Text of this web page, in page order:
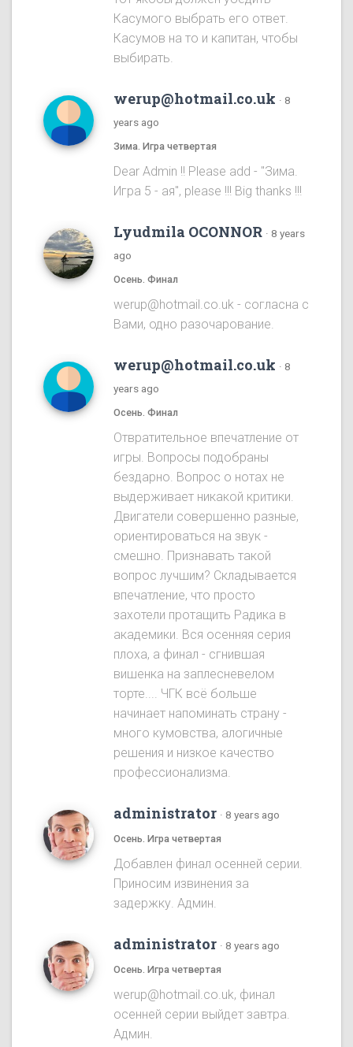
Касумого выбрать его ответ.
Касумов на то и капитан, чтобы
выбирать.
werup@hotmail.co.uk · 8
years ago
Зима. Игра четвертая
Dear Admin !! Please add - "Зима.
Игра 5 - ая", please !!! Big thanks !!!
Lyudmila OCONNOR · 8 years
ago
Осень. Финал
werup@hotmail.co.uk - согласна с
Вами, одно разочарование.
werup@hotmail.co.uk · 8
years ago
Осень. Финал
Отвратительное впечатление от
игры. Вопросы подобраны
бездарно. Вопрос о нотах не
выдерживает никакой критики.
Двигатели совершенно разные,
ориентироваться на звук -
смешно. Признавать такой
вопрос лучшим? Складывается
впечатление, что просто
захотели протащить Радика в
академики. Вся осенняя серия
плоха, а финал - сгнившая
вишенка на заплесневелом
торте.... ЧГК всё больше
начинает напоминать страну -
много кумовства, алогичные
решения и низкое качество
профессионализма.
administrator · 8 years ago
Осень. Игра четвертая
Добавлен финал осенней серии.
Приносим извинения за
задержку. Админ.
administrator · 8 years ago
Осень. Игра четвертая
werup@hotmail.co.uk, финал
осенней серии выйдет завтра.
Админ.